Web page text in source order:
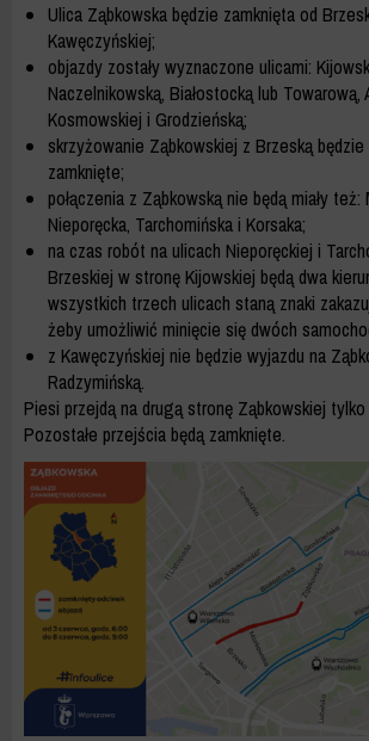
Ulica Ząbkowska będzie zamknięta od
Kawęczyńskiej;
objazdy zostały wyznaczone ulicami:
Naczelnikowską, Białostocką lub Towarową,
Kosmowskiej i Grodzieńską;
skrzyżowanie Ząbkowskiej z Brzeską będzie
zamknięte;
połączenia z Ząbkowską nie będą miały też:
Nieporęcka, Tarchomińska i Korsaka;
na czas robót na ulicach Nieporęckiej i
Brzeskiej w stronę Kijowskiej będą dwa
wszystkich trzech ulicach staną znaki
żeby umożliwić minięcie się dwóch
z Kawęczyńskiej nie będzie wyjazdu na
Radzymińską.
Piesi przejdą na drugą stronę Ząbkowskiej
Pozostałe przejścia będą zamknięte.